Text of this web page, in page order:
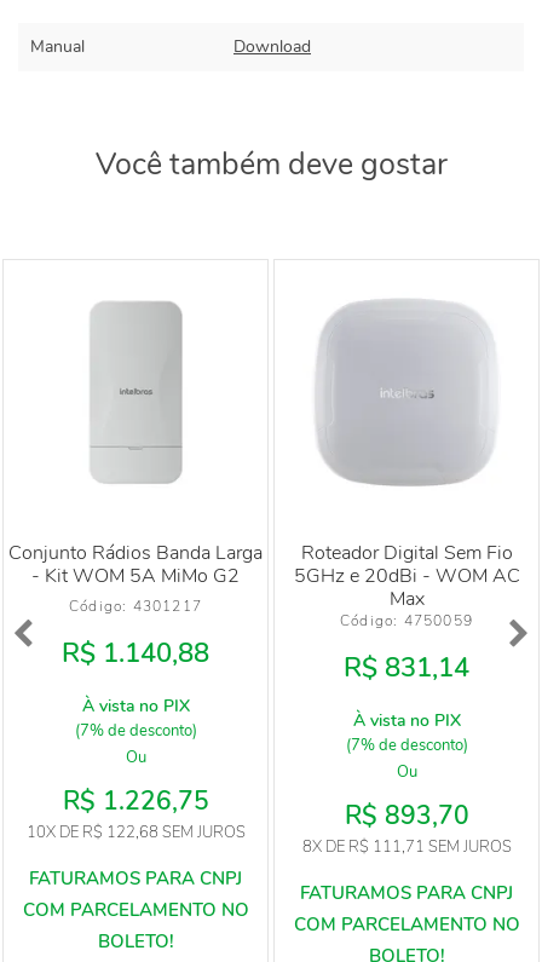
Manual Download
Você também deve gostar
Conjunto Rádios Banda Larga
- Kit WOM 5A MiMo G2
Código: 4301217
R$ 1.140,88
À vista no PIX
(7% de desconto)
Ou
R$ 1.226,75
10XDE R$ 122,68 SEM JUROS
Roteador Digital Sem Fio
5GHz e 20dBi - WOM AC
Max
Código: 4750059
R$ 831,14
À vista no PIX
(7% de desconto)
Ou
R$ 893,70
8XDE R$ 111,71 SEM JUROS